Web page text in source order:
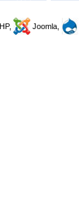
Joomla,